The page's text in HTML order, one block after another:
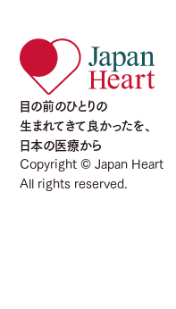
目の前のひとりの
生まれてきて良かったを、
日本の医療から
Copyright © Japan Heart
All rights reserved.